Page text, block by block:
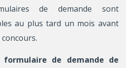
de demande sont
au plus tard un mois avant
formulaire de demande de